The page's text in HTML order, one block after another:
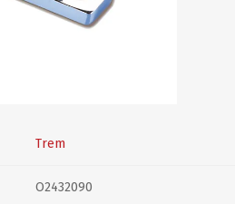
Trem
O2432090